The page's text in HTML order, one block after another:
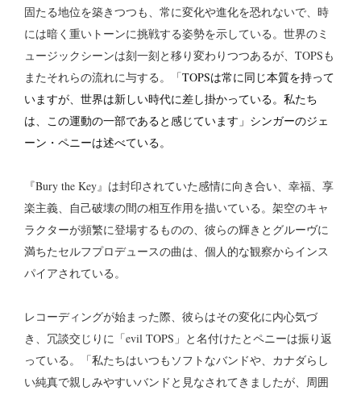
固たる地位を築きつつも、常に変化や進化を恐れないで、時
には暗く重いトーンに挑戦する姿勢を示している。世界のミ
ュージックシーンは刻一刻と移り変わりつつあるが、TOPSも
またそれらの流れに与する。「TOPSは常に同じ本質を持って
いますが、世界は新しい時代に差し掛かっている。私たち
は、この運動の一部であると感じています」シンガーのジェ
ーン・ペニーは述べている。
『Bury the Key』は封印されていた感情に向き合い、幸福、享
楽主義、自己破壊の間の相互作用を描いている。架空のキャ
ラクターが頻繁に登場するものの、彼らの輝きとグルーヴに
満ちたセルフプロデュースの曲は、個人的な観察からインス
パイアされている。
レコーディングが始まった際、彼らはその変化に内心気づ
き、冗談交じりに「evil TOPS」と名付けたとペニーは振り返
っている。「私たちはいつもソフトなバンドや、カナダらし
い純真で親しみやすいバンドと見なされてきましたが、周囲